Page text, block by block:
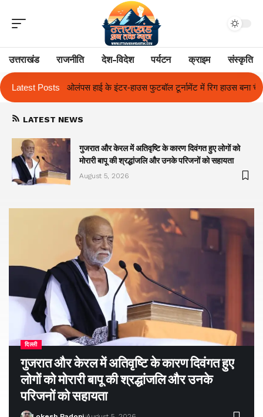
उत्तराखंड राजनीति देश-विदेश पर्यटन क्राइम संस्कृति
Latest Posts
फुटबॉल टूर्नामेंट में रिग हाउस बना चैंपियन तुलाज़ ने रचा इतिहास, संस्थान से
LATEST NEWS
गुजरात और केरल में अतिवृष्टि के कारण दिवंगत हुए लोगों को
मोरारी बापू की श्रद्धांजलि और उनके परिजनों को सहायता
August 5, 2026
दिल्ली
गुजरात और केरल में अतिवृष्टि के कारण दिवंगत हुए
लोगों को मोरारी बापू की श्रद्धांजलि और उनके
परिजनों को सहायता